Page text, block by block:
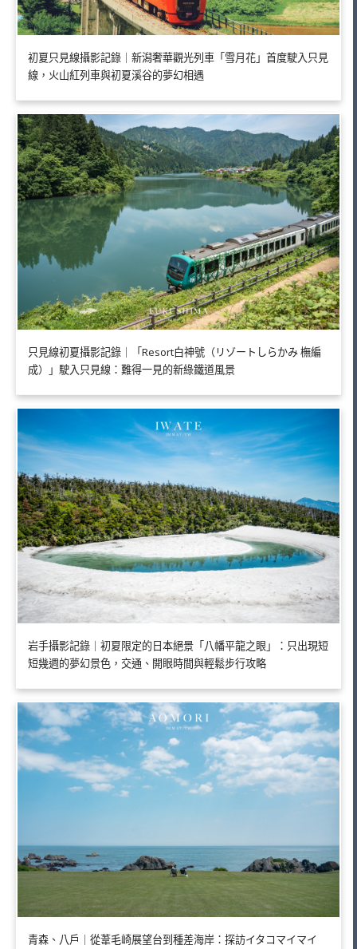
初夏只見線攝影記錄｜新潟奢華觀光列車「雪月花」首度駛入只見
線，火山紅列車與初夏溪谷的夢幻相遇
只見線初夏攝影記錄｜「Resort白神號（リゾートしらかみ 橅編
成）」駛入只見線：難得一見的新綠鐵道風景
岩手攝影記錄｜初夏限定的日本絕景「八幡平龍之眼」：只出現短
短幾週的夢幻景色，交通、開眼時間與輕鬆步行攻略
青森、八戶｜從葦毛崎展望台到種差海岸：探訪イタコマイマイ